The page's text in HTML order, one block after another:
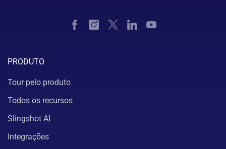
PRODUTO
Tour pelo produto
Todos os recursos
Slingshot AI
Integrações